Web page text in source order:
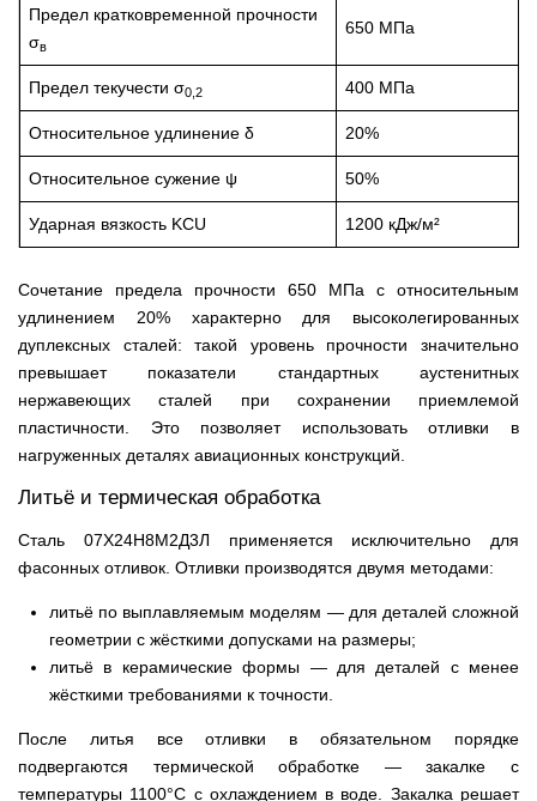
Предел кратковременной прочности
σв
650 МПа
Предел текучести σ0,2 400 МПа
Относительное удлинение δ 20%
Относительное сужение ψ 50%
Ударная вязкость KCU 1200 кДж/м²
Сочетание предела прочности 650 МПа с относительным
удлинением 20% характерно для высоколегированных
дуплексных сталей: такой уровень прочности значительно
превышает показатели стандартных аустенитных
нержавеющих сталей при сохранении приемлемой
пластичности. Это позволяет использовать отливки в
нагруженных деталях авиационных конструкций.
Литьё и термическая обработка
Сталь 07Х24Н8М2Д3Л применяется исключительно для
фасонных отливок. Отливки производятся двумя методами:
литьё по выплавляемым моделям — для деталей сложной
геометрии с жёсткими допусками на размеры;
литьё в керамические формы — для деталей с менее
жёсткими требованиями к точности.
После литья все отливки в обязательном порядке
подвергаются термической обработке — закалке с
температуры 1100°C с охлаждением в воде. Закалка решает